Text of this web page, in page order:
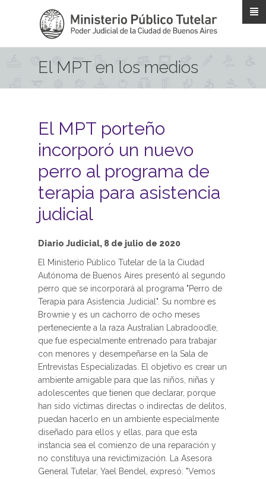
El MPT en los medios
El MPT porteño
incorporó un nuevo
perro al programa de
terapia para asistencia
judicial
Diario Judicial, 8 de julio de 2020
El Ministerio Público Tutelar de la la Ciudad
Autónoma de Buenos Aires presentó al segundo
perro que se incorporará al programa "Perro de
Terapia para Asistencia Judicial". Su nombre es
Brownie y es un cachorro de ocho meses
perteneciente a la raza Australian Labradoodle,
que fue especialmente entrenado para trabajar
con menores y desempeñarse en la Sala de
Entrevistas Especializadas. El objetivo es crear un
ambiente amigable para que las niños, niñas y
adolescentes que tienen que declarar, porque
han sido víctimas directas o indirectas de delitos,
puedan hacerlo en un ambiente especialmente
diseñado para ellos y ellas, para que esta
instancia sea el comienzo de una reparación y
no constituya una revictimización. La Asesora
General Tutelar, Yael Bendel, expresó: "Vemos